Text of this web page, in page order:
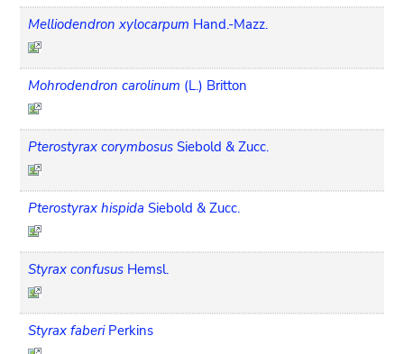
Melliodendron xylocarpum Hand.-Mazz.
Mohrodendron carolinum (L.) Britton
Pterostyrax corymbosus Siebold & Zucc.
Pterostyrax hispida Siebold & Zucc.
Styrax confusus Hemsl.
Styrax faberi Perkins